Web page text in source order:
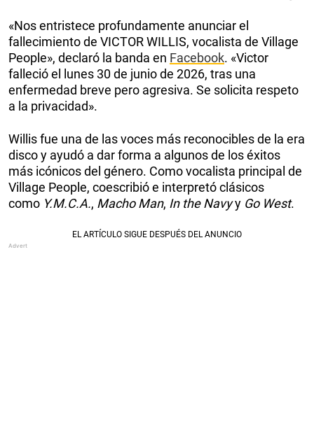
«Nos entristece profundamente anunciar el
fallecimiento de VICTOR WILLIS, vocalista de Village
People», declaró la banda en Facebook. «Victor
falleció el lunes 30 de junio de 2026, tras una
enfermedad breve pero agresiva. Se solicita respeto
a la privacidad».
Willis fue una de las voces más reconocibles de la era
disco y ayudó a dar forma a algunos de los éxitos
más icónicos del género. Como vocalista principal de
Village People, coescribió e interpretó clásicos
como Y.M.C.A., Macho Man, In the Navyy Go West.